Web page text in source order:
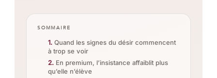
SOMMAIRE
Quand les signes du désir commencent
à trop se voir
En premium, l’insistance affaiblit plus
qu’elle n’élève